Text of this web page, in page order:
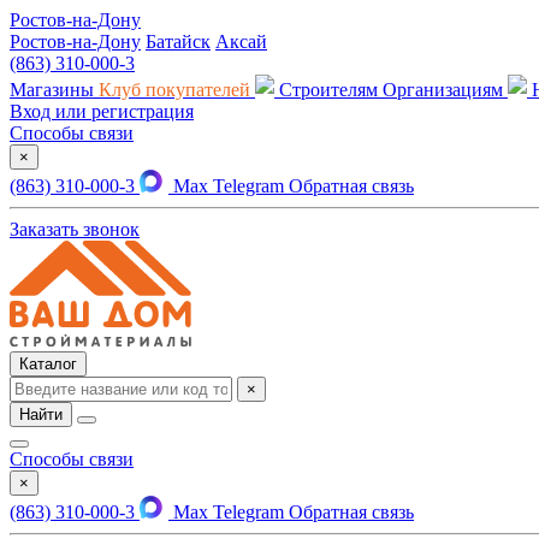
Ростов-на-Дону
Ростов-на-Дону Батайск Аксай
(863) 310-000-3
Магазины Клуб покупателей Строителям Организациям
Вход или регистрация
Способы связи
×
(863) 310-000-3 Max Telegram Обратная связь
Заказать звонок
Каталог
×
Найти
Способы связи
×
(863) 310-000-3 Max Telegram Обратная связь